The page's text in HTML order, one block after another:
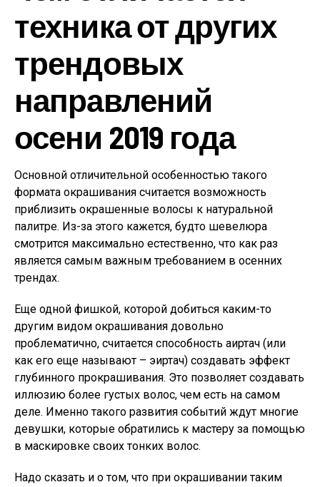
техника от других
трендовых
направлений
осени 2019 года
Основной отличительной особенностью такого
формата окрашивания считается возможность
приблизить окрашенные волосы к натуральной
палитре. Из-за этого кажется, будто шевелюра
смотрится максимально естественно, что как раз
является самым важным требованием в осенних
трендах.
Еще одной фишкой, которой добиться каким-то
другим видом окрашивания довольно
проблематично, считается способность аиртач (или
как его еще называют – эиртач) создавать эффект
глубинного прокрашивания. Это позволяет создавать
иллюзию более густых волос, чем есть на самом
деле. Именно такого развития событий ждут многие
девушки, которые обратились к мастеру за помощью
в маскировке своих тонких волос.
Надо сказать и о том, что при окрашивании таким